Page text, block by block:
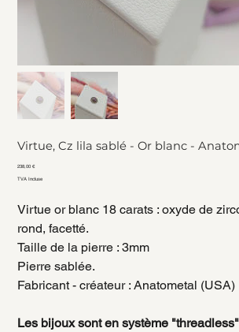
Virtue, Cz lila sablé - Or blanc -
Prix
238,00 €
TVA Incluse
Virtue or blanc 18 carats : oxyde de
rond, facetté.
Taille de la pierre : 3mm
Pierre sablée.
Fabricant - créateur : Anatometal (USA)
Les bijoux sont en système "threadless"